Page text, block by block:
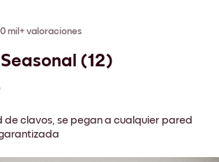
mil+ valoraciones
(12)
de clavos, se pegan a cualquier pared